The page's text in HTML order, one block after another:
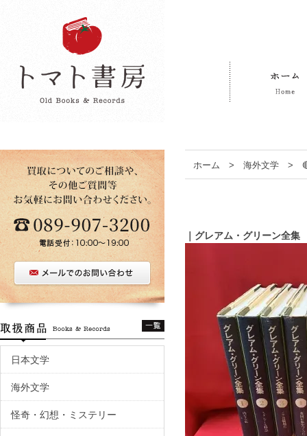
ホーム > 海外文学 >
｜グレアム・グリーン全
日本文学
海外文学
怪奇・幻想・ミステリー